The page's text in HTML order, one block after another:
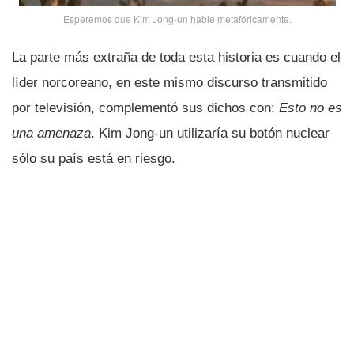
Esperemos que Kim Jong-un hable metafóricamente.
La parte más extraña de toda esta historia es cuando el
lí­der norcoreano, en este mismo discurso transmitido
por televisión, complementó sus dichos con: Esto no es
una amenaza. Kim Jong-un utilizarí­a su botón nuclear
sólo su paí­s está en riesgo.